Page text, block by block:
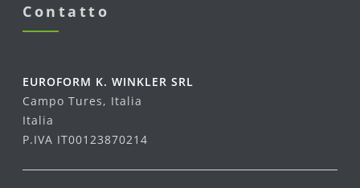
Contatto
EUROFORM K. WINKLER SRL
Campo Tures, Italia
Italia
P.IVA IT00123870214